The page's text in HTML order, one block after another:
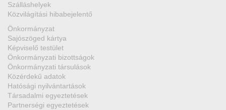
Szálláshelyek
Közvilágítási hibabejelentő
Önkormányzat
Sajószöged kártya
Képviselő testület
Önkormányzati bizottságok
Önkormányzati társulások
Közérdekű adatok
Hatósági nyilvántartások
Társadalmi egyeztetések
Partnerségi egyeztetések